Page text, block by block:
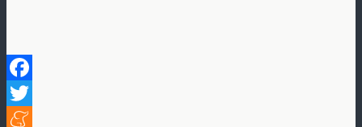
Facebook
Twitter